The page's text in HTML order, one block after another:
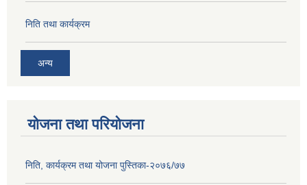
निति तथा कार्यक्रम
अन्य
योजना तथा परियोजना
निति, कार्यक्रम तथा योजना पुस्तिका-२०७६/७७